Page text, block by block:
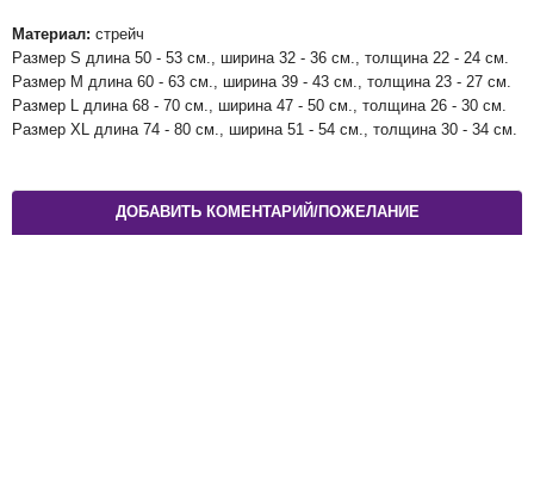
Материал: стрейч
Размер S длина 50 - 53 см., ширина 32 - 36 см., толщина 22 - 24 см.
Размер M длина 60 - 63 см., ширина 39 - 43 см., толщина 23 - 27 см.
Размер L длина 68 - 70 см., ширина 47 - 50 см., толщина 26 - 30 см.
Размер XL длина 74 - 80 см., ширина 51 - 54 см., толщина 30 - 34 см.
ДОБАВИТЬ КОМЕНТАРИЙ/ПОЖЕЛАНИЕ